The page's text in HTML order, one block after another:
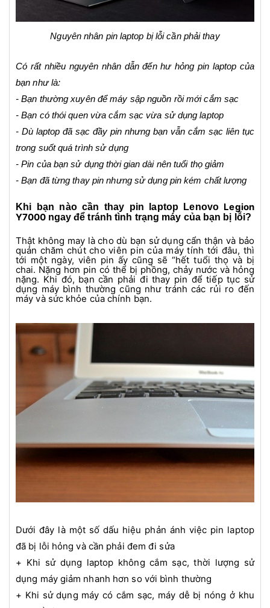
Nguyên nhân pin laptop bị lỗi cần phải thay
Có rất nhiều nguyên nhân dẫn đến hư hỏng pin laptop của
bạn như là:
- Bạn thường xuyên để máy sập nguồn rồi mới cắm sạc
- Bạn có thói quen vừa cắm sạc vừa sử dụng laptop
- Dù laptop đã sạc đầy pin nhưng bạn vẫn cắm sạc liên tục
trong suốt quá trình sử dụng
- Pin của bạn sử dụng thời gian dài nên tuổi thọ giảm
- Bạn đã từng thay pin nhưng sử dụng pin kém chất lượng
Khi bạn nào cần thay pin laptop Lenovo Legion
Y7000 ngay để tránh tình trạng máy của bạn bị lỗi?
Thật không may là cho dù bạn sử dụng cẩn thận và bảo
quản chăm chút cho viên pin của máy tính tới đâu, thì
tới một ngày, viên pin ấy cũng sẽ “hết tuổi thọ và bị
chai. Nặng hơn pin có thể bị phồng, chảy nước và hỏng
nặng. Khi đó, bạn cần phải đi thay pin để tiếp tục sử
dụng máy bình thường cũng như tránh các rủi ro đến
máy và sức khỏe của chính bạn.
Dưới đây là một số dấu hiệu phản ánh việc pin laptop
đã bị lỗi hỏng và cần phải đem đi sửa
+ Khi sử dụng laptop không cắm sạc, thời lượng sử
dụng máy giảm nhanh hơn so với bình thường
+ Khi sử dụng máy có cắm sạc, máy dễ bị nóng ở khu